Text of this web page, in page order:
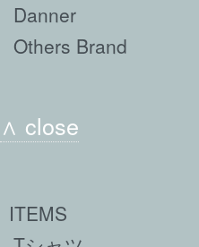
Danner
Others Brand
∧ close
ITEMS